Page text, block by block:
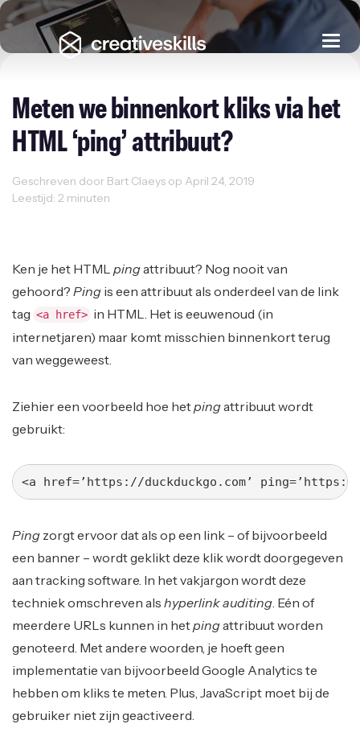
Meten we binnenkort kliks via het
HTML ‘ping’ attribuut?
Geschreven door Bart Claeys op April 24, 2019
Leestijd: 2 minuten
Ken je het HTML pingattribuut? Nog nooit van
gehoord? Ping is een attribuut als onderdeel van de link
tag <a href> in HTML. Het is eeuwenoud (in
internetjaren) maar komt misschien binnenkort terug
van weggeweest.
Ziehier een voorbeeld hoe hetpingattribuut wordt
gebruikt:
<a href=’https://duckduckgo.com’ ping=’https://
Ping zorgt ervoor dat als op een link – of bijvoorbeeld
een banner – wordt geklikt deze klik wordt doorgegeven
aan tracking software. In het vakjargon wordt deze
techniek omschreven als hyperlink auditing. Eén of
meerdere URLs kunnen in hetpingattribuut worden
genoteerd. Met andere woorden, je hoeft geen
implementatie van bijvoorbeeld Google Analytics te
hebben om kliks te meten. Plus, JavaScript moet bij de
gebruiker niet zijn geactiveerd.